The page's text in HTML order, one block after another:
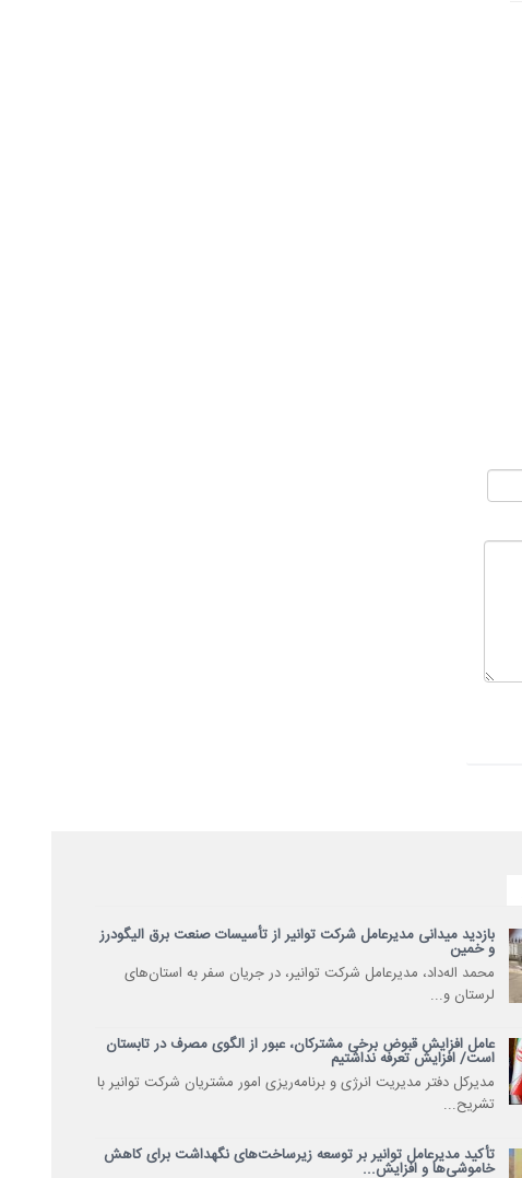
بازدید میدانی مدیرعامل شرکت توانیر از تأسیسات صنعت برق الیگودرز
و خمین
محمد اله‌داد، مدیرعامل شرکت توانیر، در جریان سفر به استان‌های
لرستان و...
عامل افزایش قبوض برخی مشترکان، عبور از الگوی مصرف در تابستان
است/ افزایش تعرفه نداشتیم
مدیرکل دفتر مدیریت انرژی و برنامه‌ریزی امور مشتریان شرکت توانیر با
تشریح...
تأکید مدیرعامل توانیر بر توسعه زیرساخت‌های نگهداشت برای کاهش
خاموشی‌ها و افزایش...